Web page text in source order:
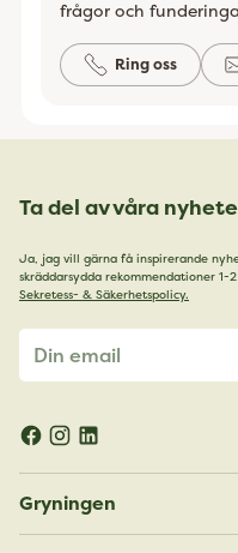
frågor och
Ring oss
Ta del av våra
Ja, jag vill gärna få inspirerande
skräddarsydda rekommendationer
Sekretess- & Säkerhetspolicy.
email
Gryningen